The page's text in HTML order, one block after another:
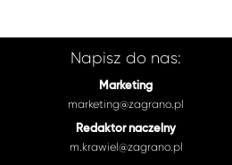
Napisz do nas:
Marketing
marketing@zagrano.pl
Redaktor naczelny
m.krawiel@zagrano.pl